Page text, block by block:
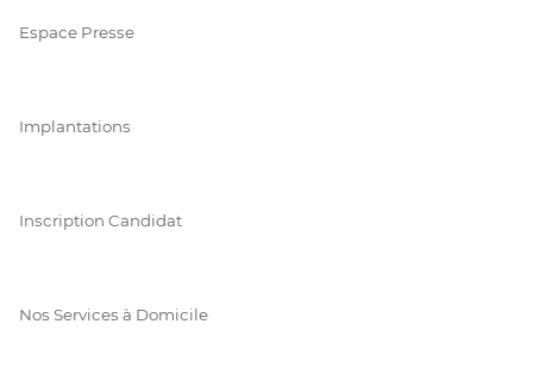
Espace Presse
Implantations
Inscription Candidat
Nos Services à Domicile